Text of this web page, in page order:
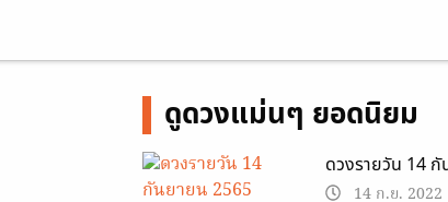
ดูดวงแม่นๆ ยอดนิยม
ดวงรายวัน 14
14 ก.ย. 2022